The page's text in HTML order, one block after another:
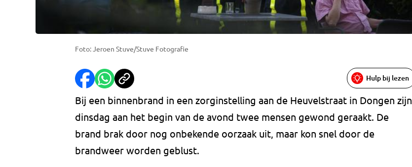
Foto: Jeroen Stuve/Stuve Fotografie
Hulp bij lezen
Bij een binnenbrand in een zorginstelling aan de Heuvelstraat in Dongen zijn
dinsdag aan het begin van de avond twee mensen gewond geraakt. De
brand brak door nog onbekende oorzaak uit, maar kon snel door de
brandweer worden geblust.